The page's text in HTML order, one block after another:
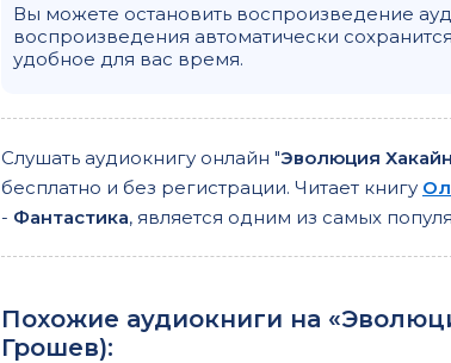
022-chast-06-03
024-chast-07-02
025-chast-07-03
029-chast-07-07
Вы можете остановить воспроизведение
воспроизведения автоматически
удобное для вас время.
Слушать аудиокнигу онлайн "Эволюция
бесплатно и без регистрации. Читает книгу
- Фантастика, является одним из самых
Похожие аудиокниги на
Грошев):